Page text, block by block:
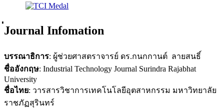
่Journal Infomation
บรรณาธิการ: ผู้ช่วยศาสตราจารย์ ดร.กนกกานต์ ลายสนธิ์
ชื่ออังกฤษ: Industrial Technology Journal Surindra Rajabhat
University
ชื่อไทย: วารสารวิชาการเทคโนโลยีอุตสาหกรรม มหาวิทยาลัย
ราชภัฏสุรินทร์